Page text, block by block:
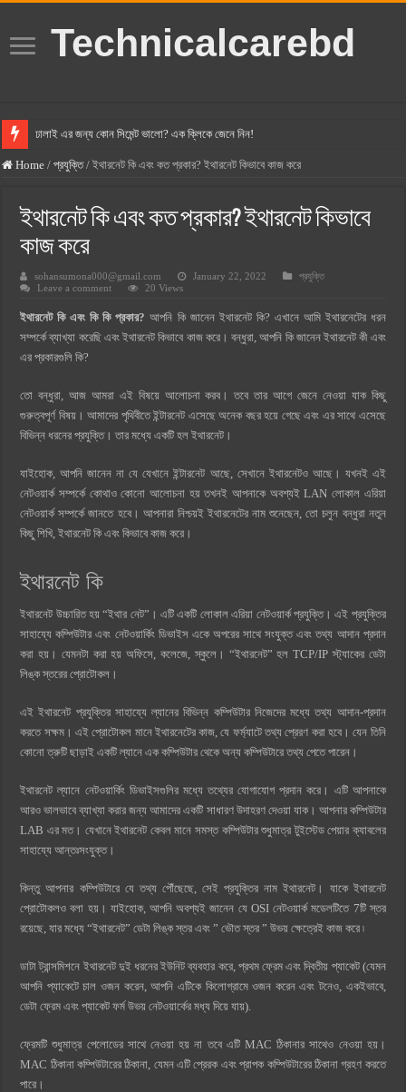
Technicalcarebd
ঢালাই এর জন্য কোন সিমেন্ট ভালো? এক ক্লিকে জেনে নিন!
বসুন্ধরা সিমেন্ট এর দাম ২০২৫
হোলসিম সিমেন্ট দাম ২০২৫
সুপারক্রিট সিমেন্ট দাম ২০২৫
জুডিশিয়াল ম্যাজিস্ট্রেট কি? জুডিশিয়াল ম্যাজিস্ট্রেট এর সুযোগ সুবিধা
ওয়ালটন মোবাইল কিস্তিতে কেনার নিয়ম ২০২৫
ওয়ালটন টিভি কিস্তিতে কেনার নিয়ম ২০২৫
গ্রামে লাভজনক ব্যবসা ২০২৫ ও গ্রামের বাজারে ব্যবসার আইডিয়া
জেনে নিন, বর্তমানে মোবাইল ঘড়ি দাম কত ২০২৫
Home / প্রযুক্তি / ইথারনেট কি এবং কত প্রকার? ইথারনেট কিভাবে কাজ করে
ইথারনেট কি এবং কত প্রকার? ইথারনেট কিভাবে
কাজ করে
sohansumona000@gmail.com January 22, 2022
প্রযুক্তি
Leave a comment
20 Views
ইথারনেট কি এবং কি কি প্রকার?আপনি কি জানেন ইথারনেট কি? এখানে আমি ইথারনেটের ধরন
সম্পর্কে ব্যাখ্যা করেছি এবং ইথারনেট কিভাবে কাজ করে। বন্ধুরা, আপনি কি জানেন ইথারনেট কী এবং
এর প্রকারগুলি কি?
তো বন্ধুরা, আজ আমরা এই বিষয়ে আলোচনা করব। তবে তার আগে জেনে নেওয়া যাক কিছু
গুরুত্বপূর্ণ বিষয়। আমাদের পৃথিবীতে ইন্টারনেট এসেছে অনেক বছর হয়ে গেছে এবং এর সাথে এসেছে
বিভিন্ন ধরনের প্রযুক্তি। তার মধ্যে একটি হল ইথারনেট।
যাইহোক, আপনি জানেন না যে যেখানে ইন্টারনেট আছে, সেখানে ইথারনেটও আছে। যখনই এই
নেটওয়ার্ক সম্পর্কে কোথাও কোনো আলোচনা হয় তখনই আপনাকে অবশ্যই LAN লোকাল এরিয়া
নেটওয়ার্ক সম্পর্কে জানতে হবে। আপনারা নিশ্চয়ই ইথারনেটের নাম শুনেছেন, তো চলুন বন্ধুরা নতুন
কিছু শিখি, ইথারনেট কি এবং কিভাবে কাজ করে।
ইথারনেট কি
ইথারনেট উচ্চারিত হয় “ইথার নেট”। এটি একটি লোকাল এরিয়া নেটওয়ার্ক প্রযুক্তি। এই প্রযুক্তির
সাহায্যে কম্পিউটার এবং নেটওয়ার্কিং ডিভাইস একে অপরের সাথে সংযুক্ত এবং তথ্য আদান প্রদান
করা হয়। যেমনটা করা হয় অফিসে, কলেজে, স্কুলে। “ইথারনেট” হল TCP/IP স্ট্যাকের ডেটা
লিঙ্ক স্তরের প্রোটোকল।
এই ইথারনেট প্রযুক্তির সাহায্যে ল্যানের বিভিন্ন কম্পিউটার নিজেদের মধ্যে তথ্য আদান-প্রদান
করতে সক্ষম। এই প্রোটোকল মানে ইথারনেটের কাজ, যে ফর্ম্যাটে তথ্য প্রেরণ করা হবে। যেন তিনি
কোনো ত্রুটি ছাড়াই একটি ল্যানে এক কম্পিউটার থেকে অন্য কম্পিউটারে তথ্য পেতে পারেন।
ইথারনেট ল্যানে নেটওয়ার্কিং ডিভাইসগুলির মধ্যে তথ্যের যোগাযোগ প্রদান করে। এটি আপনাকে
আরও ভালভাবে ব্যাখ্যা করার জন্য আমাদের একটি সাধারণ উদাহরণ দেওয়া যাক। আপনার কম্পিউটার
LAB এর মত। যেখানে ইথারনেট কেবল মানে সমস্ত কম্পিউটার শুধুমাত্র টুইস্টেড পেয়ার ক্যাবলের
সাহায্যে আন্তঃসংযুক্ত।
কিন্তু আপনার কম্পিউটারে যে তথ্য পৌঁছেছে, সেই প্রযুক্তির নাম ইথারনেট। যাকে ইথারনেট
প্রোটোকলও বলা হয়। যাইহোক, আপনি অবশ্যই জানেন যে OSI নেটওয়ার্ক মডেলটিতে 7টি স্তর
রয়েছে, যার মধ্যে “ইথারনেট” ডেটা লিঙ্ক স্তর এবং ” ভৌত স্তর ” উভয় ক্ষেত্রেই কাজ করে ৷
ডাটা ট্রান্সমিশনে ইথারনেট দুই ধরনের ইউনিট ব্যবহার করে, প্রথম ফ্রেম এবং দ্বিতীয় প্যাকেট (যেমন
আপনি প্যাকেটে চাল ওজন করেন, আপনি এটিকে কিলোগ্রামে ওজন করেন এবং টনেও, একইভাবে,
ডেটা ফ্রেম এবং প্যাকেট ফর্ম উভয় নেটওয়ার্কের মধ্য দিয়ে যায়).
ফ্রেমটি শুধুমাত্র পেলোডের সাথে নেওয়া হয় না তবে এটি MAC ঠিকানার সাথেও নেওয়া হয়।
MAC ঠিকানা কম্পিউটারের ঠিকানা, যেমন এটি প্রেরক এবং প্রাপক কম্পিউটারের ঠিকানা গ্রহণ করতে
পারে।